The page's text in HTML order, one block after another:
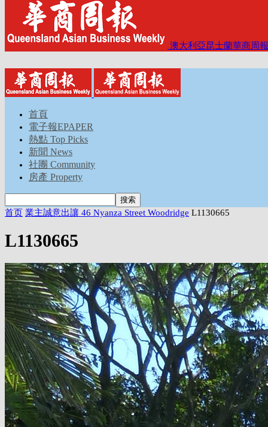
澳大利亞昆士蘭華商周報
首頁
電子報EPAPER
熱點 Top Picks
新聞 News
社團 Community
房產 Property
首页 業主誠意出讓 46 Nyanza Street Woodridge L1130665
L1130665